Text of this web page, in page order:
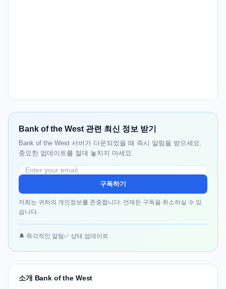
Bank of the West 관련 최신 정보 받기
Bank of the West 서버가 다운되었을 때 즉시 알림을 받으세요.
중요한 업데이트를 절대 놓치지 마세요.
구독하기
저희는 귀하의 개인정보를 존중합니다. 언제든 구독을 취소하실 수 있
습니다.
🔔 즉각적인 알림✅ 상태 업데이트
소개 Bank of the West